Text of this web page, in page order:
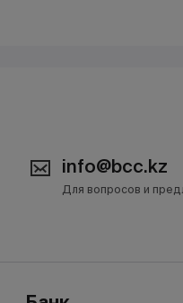
info@bcc.kz
Для вопросов и